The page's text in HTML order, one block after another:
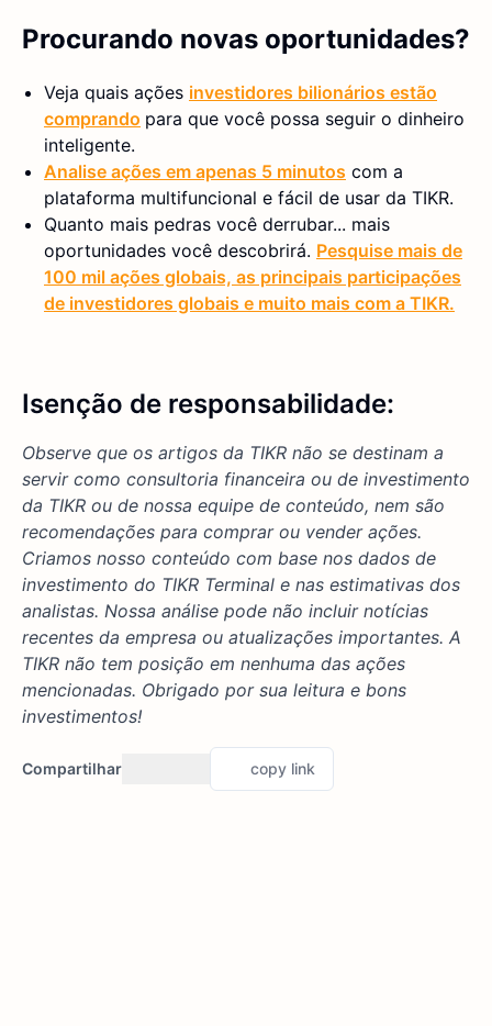
Procurando novas oportunidades?
Veja quais ações investidores bilionários estão
comprando para que você possa seguir o dinheiro
inteligente.
Analise ações em apenas 5 minutos com a
plataforma multifuncional e fácil de usar da TIKR.
Quanto mais pedras você derrubar... mais
oportunidades você descobrirá. Pesquise mais de
100 mil ações globais, as principais participações
de investidores globais e muito mais com a TIKR.
Isenção de responsabilidade:
Observe que os artigos da TIKR não se destinam a
servir como consultoria financeira ou de investimento
da TIKR ou de nossa equipe de conteúdo, nem são
recomendações para comprar ou vender ações.
Criamos nosso conteúdo com base nos dados de
investimento do TIKR Terminal e nas estimativas dos
analistas. Nossa análise pode não incluir notícias
recentes da empresa ou atualizações importantes. A
TIKR não tem posição em nenhuma das ações
mencionadas. Obrigado por sua leitura e bons
investimentos!
Compartilhar copy link